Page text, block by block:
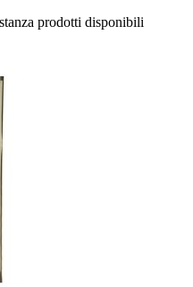
prodotti disponibili